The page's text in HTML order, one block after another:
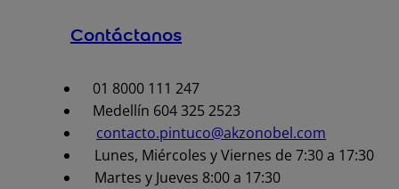
Contáctanos
01 8000 111 247
Medellín 604 325 2523
contacto.pintuco@akzonobel.com
Lunes, Miércoles y Viernes de 7:30 a 17:30
Martes y Jueves 8:00 a 17:30